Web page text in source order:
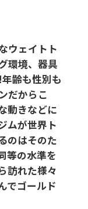
ウェイトト
環境、器具
齢も性別も
だからこ
動きなどに
ムが世界ト
のはそのた
等の水準を
訪れた様々
でゴールド